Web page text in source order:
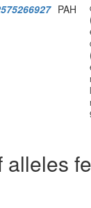
PAH
l
alleles